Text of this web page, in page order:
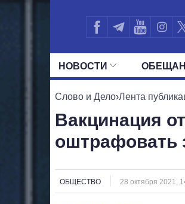
НОВОСТИ
ВСЕ
Слово и Дело›Лента
Вакцинация
оштрафовать
ОБЩЕСТВО 28 октября 2021,